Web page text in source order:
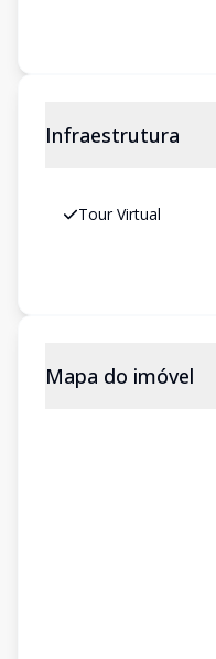
Infraestrutura
Tour Virtual
Mapa do imóvel